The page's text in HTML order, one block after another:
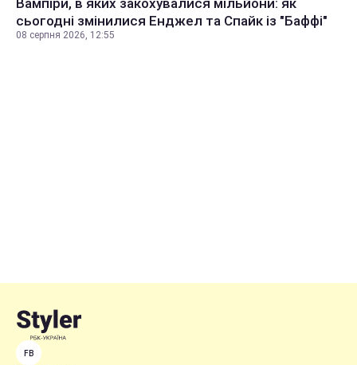
Вампіри, в яких закохувалися мільйони: як
сьогодні змінилися Енджел та Спайк із "Баффі"
08 серпня 2026, 12:55
FB